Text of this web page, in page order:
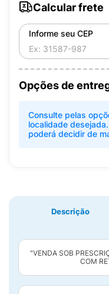
Calcular frete
Informe seu CEP
Opções de
Consulte pelas
localidade
poderá decidir de
Descrição
"VENDA SOB
COM